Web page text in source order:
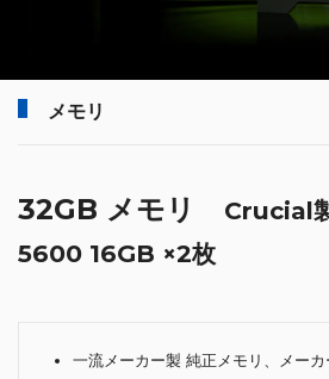
メモリ
32GB メモリ
Crucial
5600 16GB ×2枚
一流メーカー製 純正メモリ、メー